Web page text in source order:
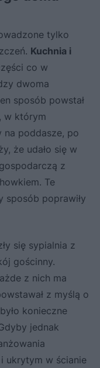
tylko
Kuchnia i
co w
dwoma
sposób powstał
, w którym
na poddasze, po
że udało się w
z
Te
sposób poprawiły
się sypialnia z
gościnny.
z nich ma
z myślą o
konieczne
jednak
ukrytym w ścianie